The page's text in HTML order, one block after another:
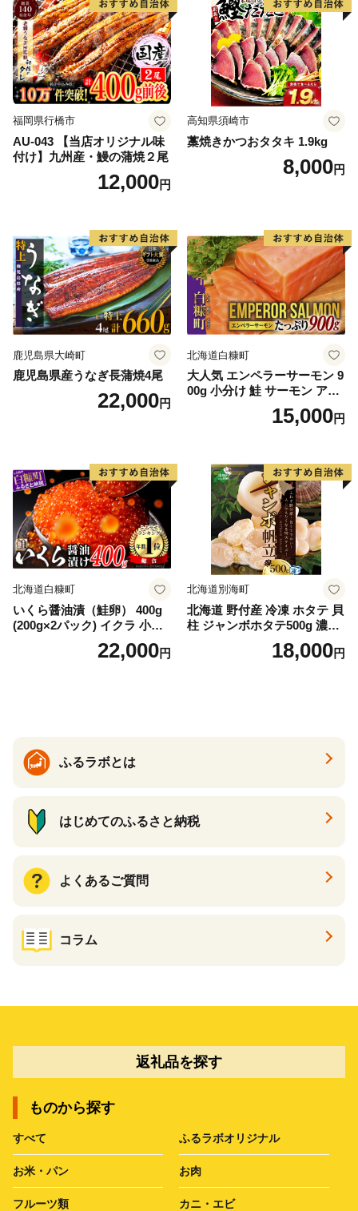
福岡県行橋市
AU-043 【当店オリジナル味
付け】九州産・鰻の蒲焼２尾
12,000円
高知県須崎市
藁焼きかつおタタキ 1.9kg
8,000円
鹿児島県大崎町
鹿児島県産うなぎ長蒲焼4尾
22,000円
北海道白糠町
大人気 エンペラーサーモン 9
00g 小分け 鮭 サーモン アト
ランティックサーモン 水産
庁長官賞 受賞 さけ シャケ し
満足 美味しい 贈答 生食用 刺
身 お刺身 刺し身 魚介類 海鮮
冷凍 厚切り 薄切り ふるさと
納税 ふるさとチョイス チョ
イス 北海道 白糠町
15,000円
北海道白糠町
いくら醤油漬（鮭卵） 400g
(200g×2パック) イクラ 小分
け いくら醤油漬 鮭いくら い
くら醤油漬け 鮭 鮭卵 ikura
22,000円
北海道別海町
北海道 野付産 冷凍 ホタテ 貝
柱 ジャンボホタテ500g 濃厚
な旨味と甘み （ほたて ホタ
テ 帆立 貝柱 ホタテ貝柱 大玉
18,000円
ふるラボとは
はじめてのふるさと納税
よくあるご質問
コラム
返礼品を探す
ものから探す
すべて ふるラボオリジナル
お米・パン お肉
フルーツ類 カニ・エビ